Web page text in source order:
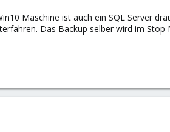
Maschine ist auch ein SQL Server
Das Backup selber wird im Stop